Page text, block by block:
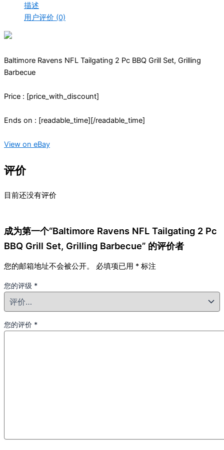
描述
用户评价 (0)
Baltimore Ravens NFL Tailgating 2 Pc BBQ Grill Set, Grilling
Barbecue
Price : [price_with_discount]
Ends on : [readable_time][/readable_time]
View on eBay
评价
目前还没有评价
成为第一个“Baltimore Ravens NFL Tailgating 2 Pc
BBQ Grill Set, Grilling Barbecue” 的评价者
您的邮箱地址不会被公开。 必填项已用 * 标注
您的评级 *
您的评价 *